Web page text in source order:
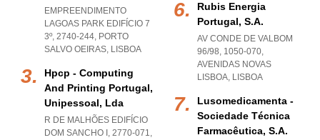
EMPREENDIMENTO
LAGOAS PARK EDIFÍCIO 7
3º, 2740-244, PORTO
SALVO OEIRAS, LISBOA
Hpcp - Computing
And Printing Portugal,
Unipessoal, Lda
R DE MALHÕES EDIFÍCIO
DOM SANCHO I, 2770-071,
Rubis Energia
Portugal, S.a.
AV CONDE DE VALBOM
96/98, 1050-070,
AVENIDAS NOVAS
LISBOA, LISBOA
Lusomedicamenta -
Sociedade Técnica
Farmacêutica, S.a.